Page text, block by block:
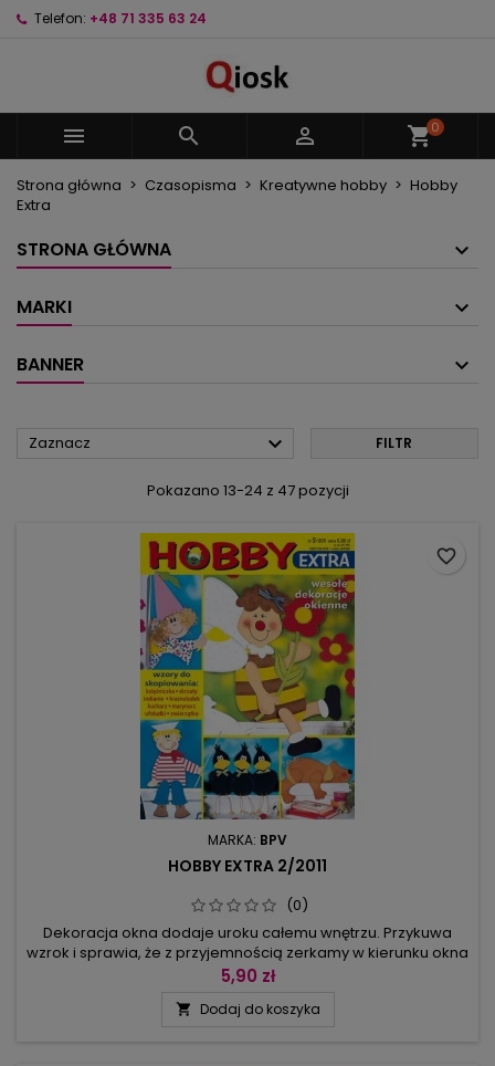
Telefon: +48 71 335 63 24
   shopping_cart0
Strona główna Czasopisma Kreatywne hobby
Hobby
Extra
STRONA GŁÓWNA
MARKI
BANNER
Zaznacz  FILTR
Pokazano 13-24 z 47 pozycji
MARKA: BPV
HOBBY EXTRA 2/2011
(0)
Dekoracja okna dodaje uroku całemu wnętrzu. Przykuwa
wzrok i sprawia, że z przyjemnością zerkamy w kierunku okna
i to bez względu na panującą na zewnątrz pogodę. W
zwierzątek, które ozdobią okna Waszego pokoju, łazienki i
5,90 zł
 Dodaj do koszyka
favorite_border
Nazwa listy życzeń
Musisz być zalogowany by zapisać produkty na
swojej liście życzeń.
Anuluj Zaloguj się